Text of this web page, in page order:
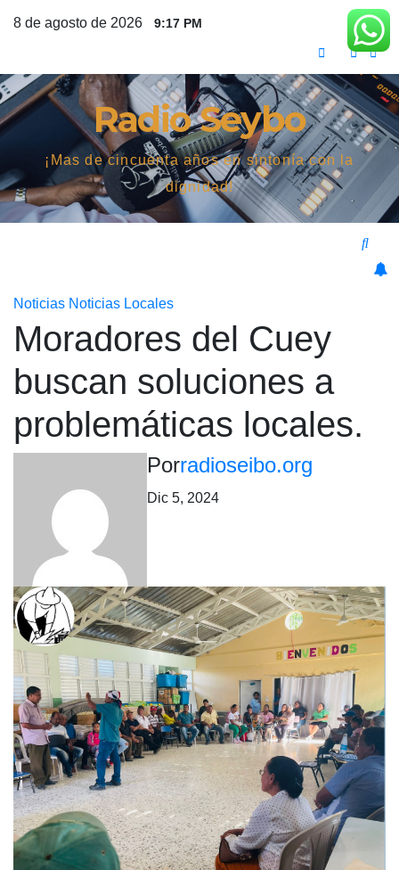
8 de agosto de 2026 9:17 PM
Radio Seybo
¡Mas de cincuenta años en sintonía con la
dignidad!
Noticias Noticias Locales
Moradores del Cuey
buscan soluciones a
problemáticas locales.
Porradioseibo.org
Dic 5, 2024